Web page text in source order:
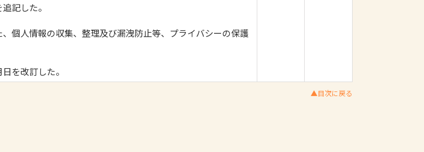
記した。
個人情報の収集、整理及び漏洩防止等、プライバシーの保護
を改訂した。
▲目次に戻る